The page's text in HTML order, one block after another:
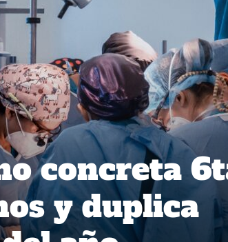
concreta
y duplica